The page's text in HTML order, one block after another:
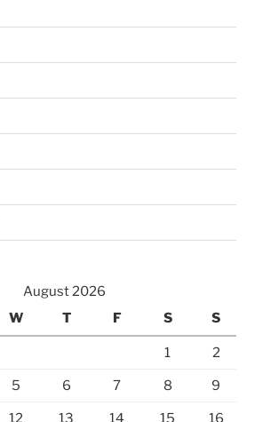
August 2026
W T F S S
1 2
5 6 7 8 9
12 13 14 15 16